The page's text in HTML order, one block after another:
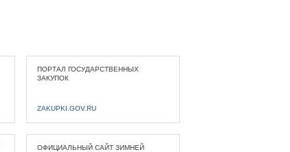
ПОРТАЛ ГОСУДАРСТВЕННЫХ
ЗАКУПОК
ZAKUPKI.GOV.RU
ОФИЦИАЛЬНЫЙ САЙТ ЗИМНЕЙ